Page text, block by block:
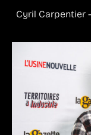
Cyril Carpentier –